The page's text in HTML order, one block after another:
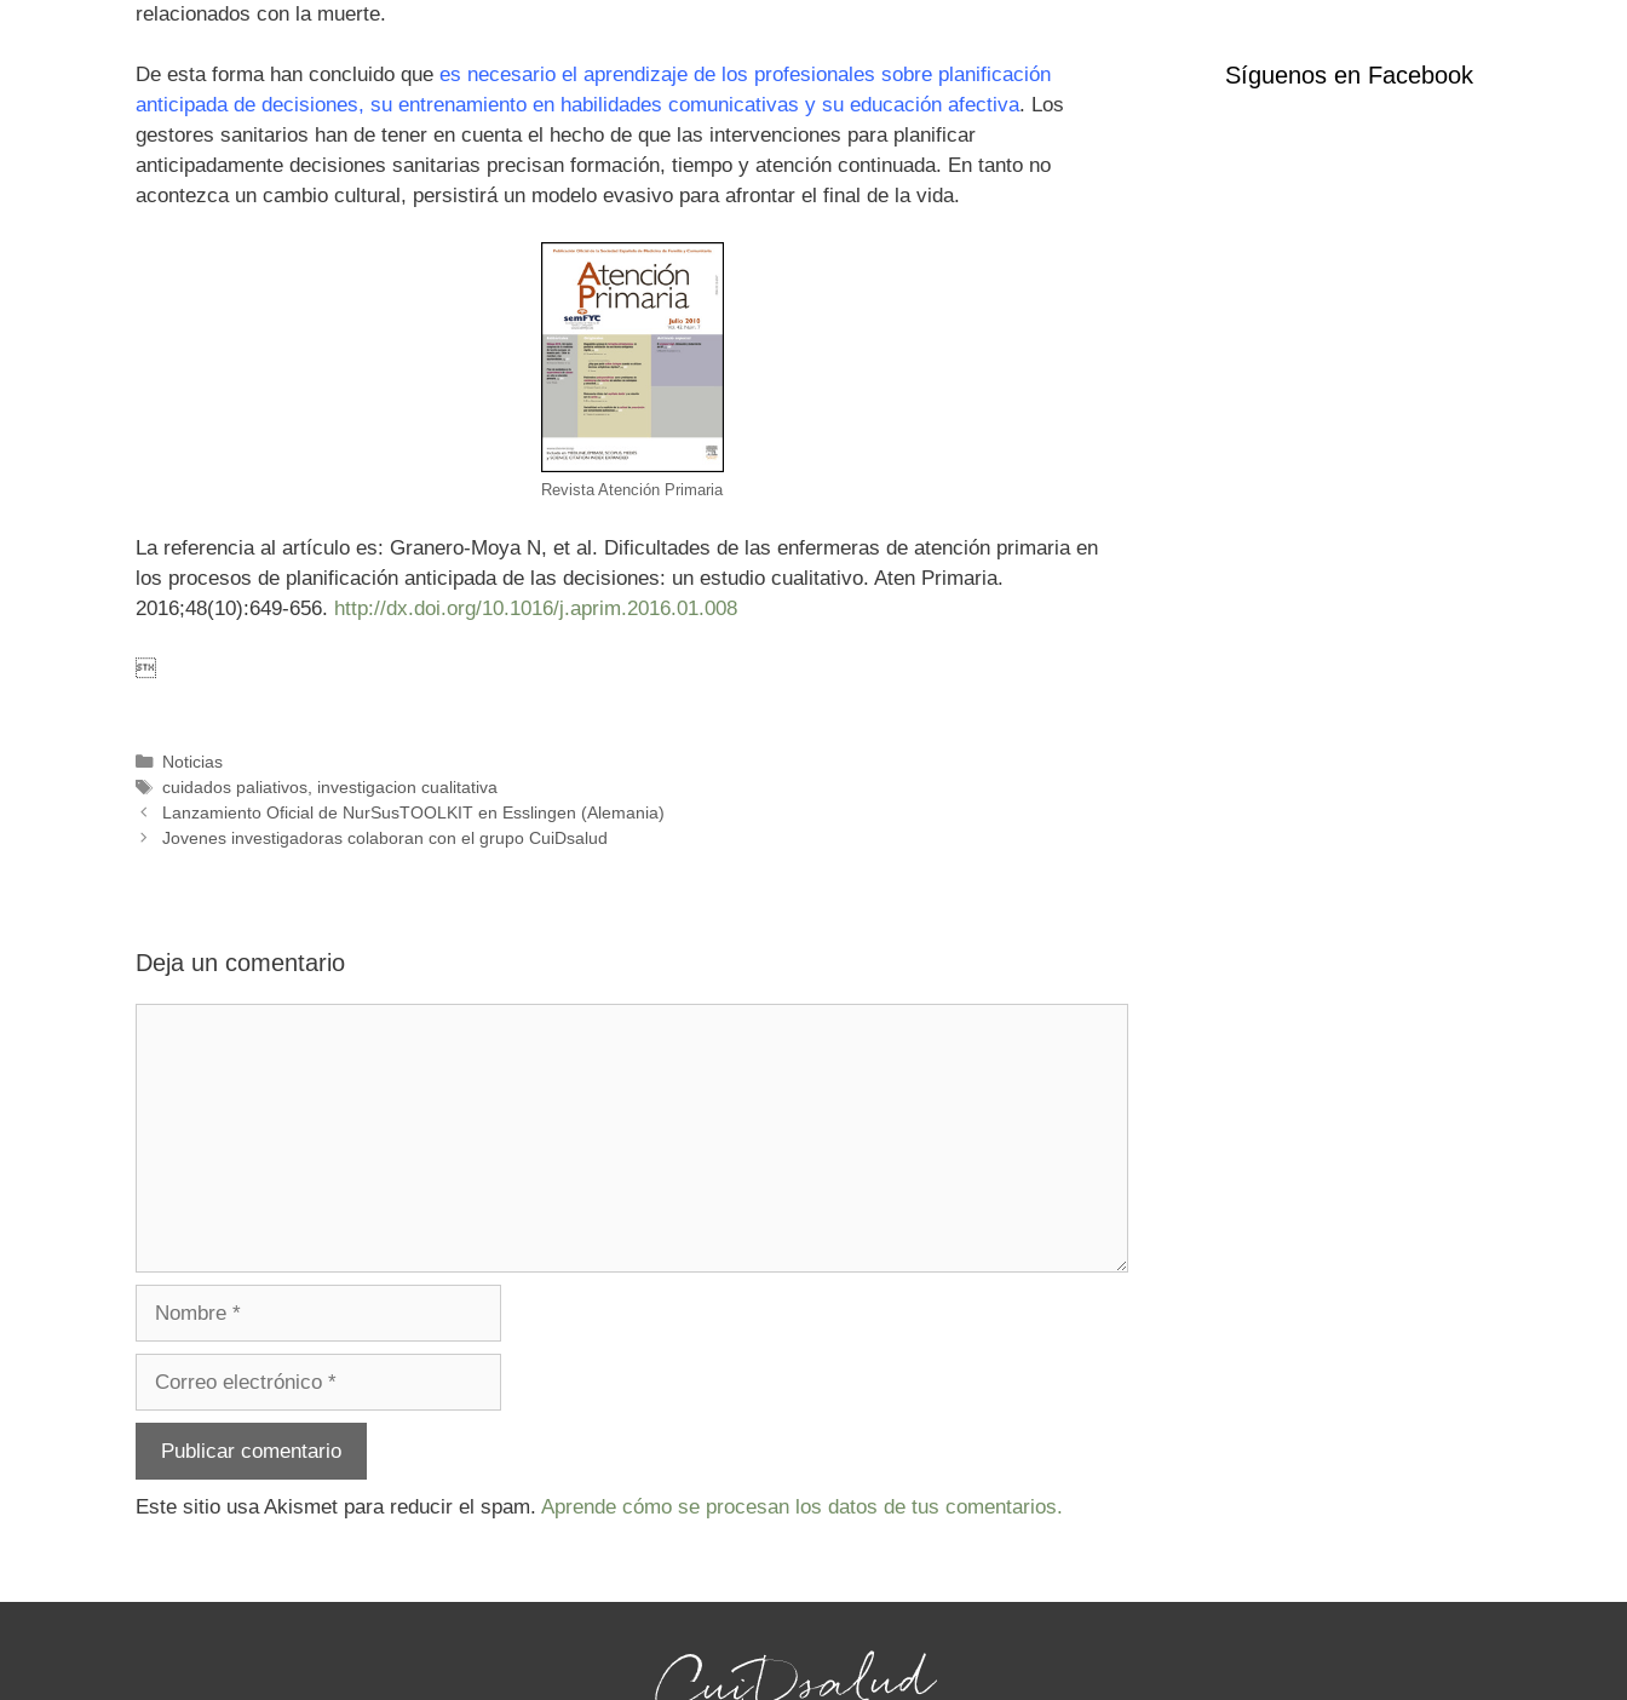
relacionados con la muerte.
De esta forma han concluido que es necesario el aprendizaje de los profesionales sobre planificación
anticipada de decisiones, su entrenamiento en habilidades comunicativas y su educación afectiva. Los
gestores sanitarios han de tener en cuenta el hecho de que las intervenciones para planificar
anticipadamente decisiones sanitarias precisan formación, tiempo y atención continuada. En tanto no
acontezca un cambio cultural, persistirá un modelo evasivo para afrontar el final de la vida.
Revista Atención Primaria
La referencia al artículo es: Granero-Moya N, et al. Dificultades de las enfermeras de atención primaria en
los procesos de planificación anticipada de las decisiones: un estudio cualitativo. Aten Primaria.
2016;48(10):649-656. http://dx.doi.org/10.1016/j.aprim.2016.01.008

Categorías
Noticias
Etiquetas
cuidados paliativos, investigacion cualitativa
Lanzamiento Oficial de NurSusTOOLKIT en Esslingen (Alemania)
Jovenes investigadoras colaboran con el grupo CuiDsalud
Deja un comentario
Este sitio usa Akismet para reducir el spam. Aprende cómo se procesan los datos de tus comentarios.
Síguenos en Facebook